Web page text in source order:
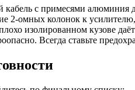
с примесями алюминия
2-омных колонок к
изолированном кузове
Всегда ставьте